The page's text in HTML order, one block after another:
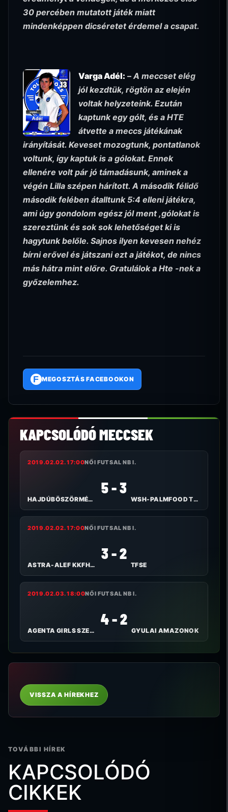
30 percében mutatott játék miatt
mindenképpen dicséretet érdemel a csapat.
Varga Adél: – A meccset elég
jól kezdtük, rögtön az elején
voltak helyzeteink. Ezután
kaptunk egy gólt, és a HTE
átvette a meccs játékának
irányítását. Keveset mozogtunk, pontatlanok
voltunk, így kaptuk is a gólokat. Ennek
ellenére volt pár jó támadásunk, aminek a
végén Lilla szépen hárított. A második félidő
második felében átalltunk 5:4 elleni játékra,
ami úgy gondolom egész jól ment ,gólokat is
szereztünk és sok sok lehetőséget ki is
hagytunk belőle. Sajnos ilyen kevesen nehéz
bírni erővel és játszani ezt a játékot, de nincs
más hátra mint előre. Gratulálok a Hte -nek a
győzelemhez.
F MEGOSZTÁS FACEBOOKON
KAPCSOLÓDÓ MECCSEK
2019.02.02. 17:00NŐI FUTSAL NB I.
HAJDÚBÖSZÖRMÉNYI TE I.
5 - 3
WSH-PALMFOOD TOLNA-MÖZS
2019.02.02. 17:00NŐI FUTSAL NB I.
ASTRA-ALEF KKFHÁZI BULLS
3 - 2
TFSE
2019.02.03. 18:00NŐI FUTSAL NB I.
AGENTA GIRLS SZEKSZÁRD FC
4 - 2
GYULAI AMAZONOK
VISSZA A HÍREKHEZ
TOVÁBBI HÍREK
KAPCSOLÓDÓ
CIKKEK